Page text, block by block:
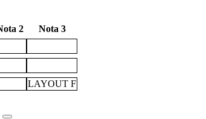
2 Nota 3
LAYOUT F